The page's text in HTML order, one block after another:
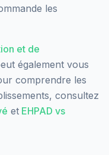
les
et de
également vous
comprendre les
consultez
et EHPAD vs